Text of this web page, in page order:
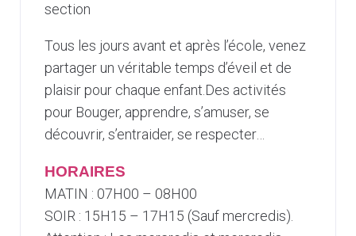
section
Tous les jours avant et après l’école, venez
partager un véritable temps d’éveil et de
plaisir pour chaque enfant.Des activités
pour Bouger, apprendre, s’amuser, se
découvrir, s’entraider, se respecter…
HORAIRES
MATIN : 07H00 – 08H00
SOIR : 15H15 – 17H15 (Sauf mercredis).